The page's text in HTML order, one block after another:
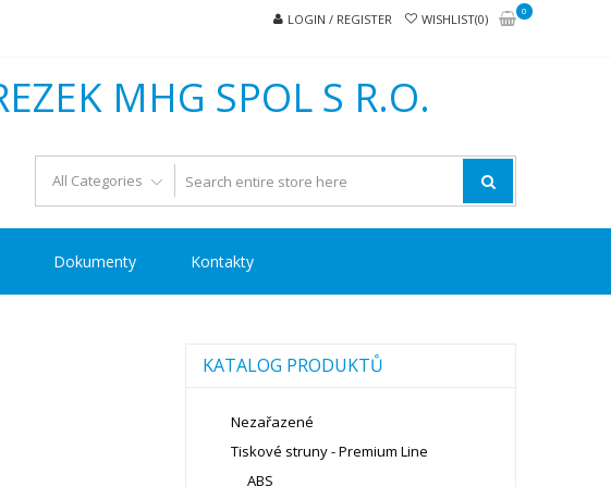
LOGIN / REGISTER WISHLIST(0)
0
MHG SPOL S R.O.
Dokumenty Kontakty
KATALOG PRODUKTŮ
Nezařazené
Tiskové struny - Premium Line
ABS